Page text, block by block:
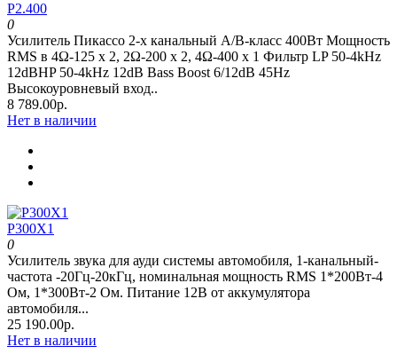
P2.400
0
Усилитель Пикассо 2-х канальный А/В-класс 400Вт Мощность
RMS в 4Ω-125 х 2, 2Ω-200 х 2, 4Ω-400 х 1 Фильтр LP 50-4kHz
12dBHP 50-4kHz 12dB Bass Boost 6/12dB 45Hz
Высокоуровневый вход..
8 789.00р.
Нет в наличии
P300X1
0
Усилитель звука для ауди системы автомобиля, 1-канальный-
частота -20Гц-20кГц, номинальная мощность RMS 1*200Вт-4
Ом, 1*300Вт-2 Ом. Питание 12В от аккумулятора
автомобиля...
25 190.00р.
Нет в наличии